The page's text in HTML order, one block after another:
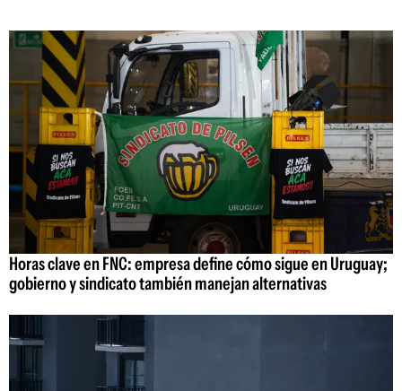
Horas clave en FNC: empresa define cómo sigue en Uruguay;
gobierno y sindicato también manejan alternativas